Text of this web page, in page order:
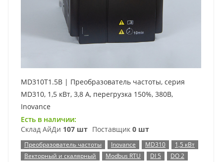
MD310T1.5B | Преобразователь частоты, серия
MD310, 1,5 кВт, 3,8 А, перегрузка 150%, 380B,
Inovance
Есть в наличии:
Склад АйДи 107 шт Поставщик 0 шт
Преобразователь частоты Inovance MD310
1,5 кВт
Векторный и скалярный
Modbus RTU DI 5
DO 2